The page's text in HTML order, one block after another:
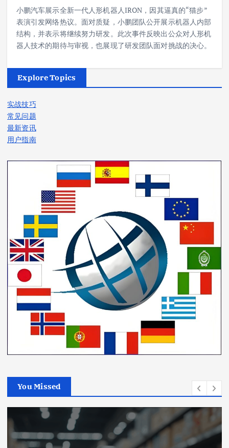
小鹏汽车展示全新一代人形机器人IRON，因其逼真的“猫步”
表演引发网络热议。面对质疑，小鹏团队公开展示机器人内部
结构，并表示将继续努力研发。此次事件反映出公众对人形机
器人技术的期待与审视，也展现了研发团队面对挑战的决心。
Explore Topics
实战技巧
常见问题
最新资讯
用户指南
You Missed